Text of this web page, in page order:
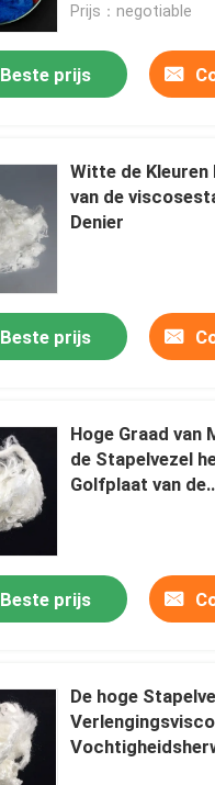
Prijs：negotiable
Beste prijs
Witte de Kleuren
van de
Denier
Beste prijs
Hoge Graad van
de Stapelvezel
Golfplaat van de
Beste prijs
De hoge